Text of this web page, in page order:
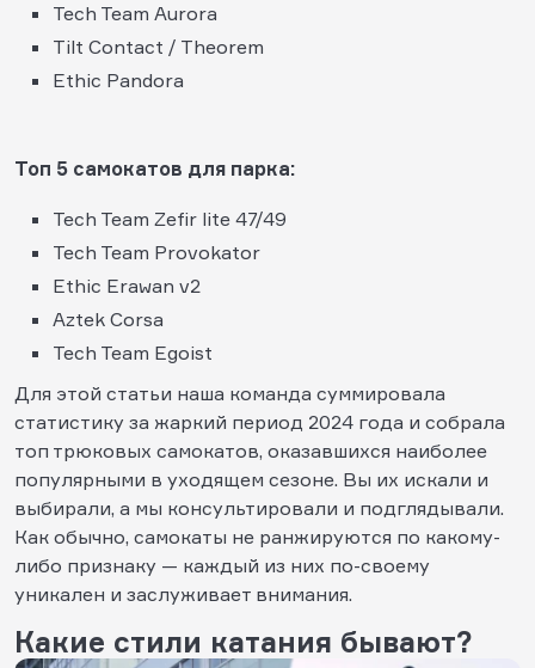
Tech Team Aurora
Tilt Contact / Theorem
Ethic Pandora
Топ 5 самокатов для парка:
Tech Team Zefir lite 47/49
Tech Team Provokator
Ethic Erawan v2
Aztek Corsa
Tech Team Egoist
Для этой статьи наша команда суммировала
статистику за жаркий период 2024 года и собрала
топ трюковых самокатов, оказавшихся наиболее
популярными в уходящем сезоне. Вы их искали и
выбирали, а мы консультировали и подглядывали.
Как обычно, самокаты не ранжируются по какому-
либо признаку — каждый из них по-своему
уникален и заслуживает внимания.
Какие стили катания бывают?